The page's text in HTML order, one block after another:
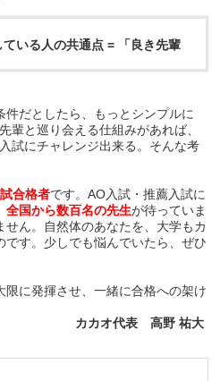
いる人の共通点 = 「良き先輩
だとしたら、もっとシンプルに
輩と巡り会える仕組みがあれば、
試にチャレンジ出来る。そんな考
合格者です。AO入試・推薦入試に
全国から数百名の先生が待っていま
ん。自然体のあなたを、大学もカ
す。少しでも悩んでいたら、ぜひ
に発揮させ、一緒に合格への架け
カカオ代表 高野 祐大